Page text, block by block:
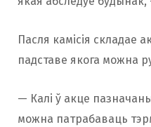
Пасля камісія складае
падставе якога можна
— Калі ў акце
можна патрабаваць